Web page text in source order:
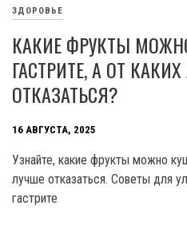
ЗДОРОВЬЕ
КАКИЕ ФРУКТЫ
ГАСТРИТЕ, А ОТ
ОТКАЗАТЬСЯ?
16 АВГУСТА, 2025
Узнайте, какие фрукты можно
лучше отказаться. Советы для
гастрите